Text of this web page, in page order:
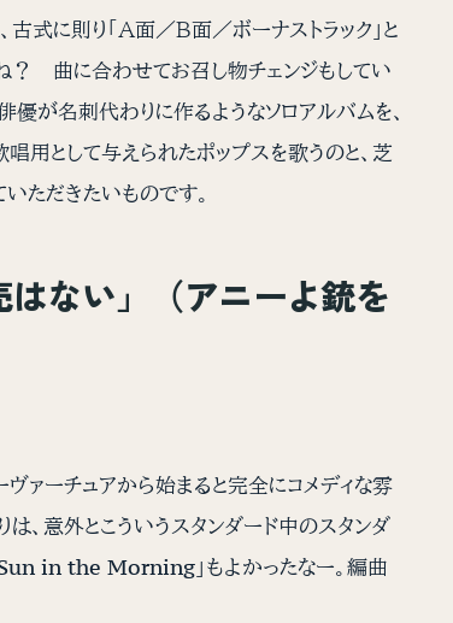
式に則り「Ａ面／Ｂ面／ボーナストラック」と
？ 曲に合わせてお召し物チェンジもしてい
名刺代わりに作るようなソロアルバムを、
用として与えられたポップスを歌うのと、芝
ただきたいものです。
ない」（アニーよ銃を
ァーチュアから始まると完全にコメディな雰
、意外とこういうスタンダード中のスタンダ
Sun in the Morning」もよかったなー。編曲